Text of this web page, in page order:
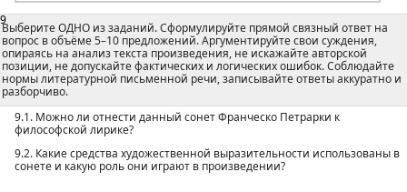
9
Выберите ОДНО из заданий. Сформулируйте прямой связный ответ на
вопрос в объёме 5–10 предложений. Аргументируйте свои суждения,
опираясь на анализ текста произведения, не искажайте авторской
позиции, не допускайте фактических и логических ошибок. Соблюдайте
нормы литературной письменной речи, записывайте ответы аккуратно и
разборчиво.
9.1. Можно ли отнести данный сонет Франческо Петрарки к
философской лирике?
9.2. Какие средства художественной выразительности использованы в
сонете и какую роль они играют в произведении?